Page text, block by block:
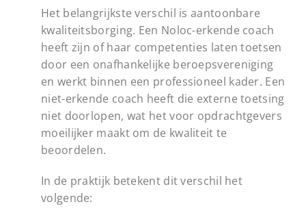
Het belangrijkste verschil is aantoonbare
kwaliteitsborging. Een Noloc-erkende coach
heeft zijn of haar competenties laten toetsen
door een onafhankelijke beroepsvereniging
en werkt binnen een professioneel kader. Een
niet-erkende coach heeft die externe toetsing
niet doorlopen, wat het voor opdrachtgevers
moeilijker maakt om de kwaliteit te
beoordelen.
In de praktijk betekent dit verschil het
volgende: